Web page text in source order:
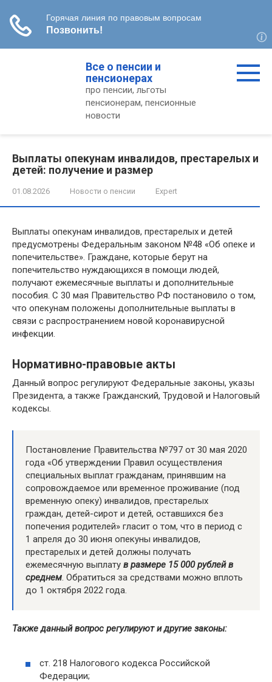
Все о пенсии и
пенсионерах
про пенсии, льготы
пенсионерам, пенсионные
новости
Выплаты опекунам инвалидов, престарелых и
детей: получение и размер
01.08.2026 Новости о пенсии Expert
Выплаты опекунам инвалидов, престарелых и детей
предусмотрены Федеральным законом №48 «Об опеке и
попечительстве». Граждане, которые берут на
попечительство нуждающихся в помощи людей,
получают ежемесячные выплаты и дополнительные
пособия. С 30 мая Правительство РФ постановило о том,
что опекунам положены дополнительные выплаты в
связи с распространением новой коронавирусной
инфекции.
Нормативно-правовые акты
Данный вопрос регулируют Федеральные законы, указы
Президента, а также Гражданский, Трудовой и Налоговый
кодексы.
Постановление Правительства №797 от 30 мая 2020
года «Об утверждении Правил осуществления
специальных выплат гражданам, принявшим на
сопровождаемое или временное проживание (под
временную опеку) инвалидов, престарелых
граждан, детей-сирот и детей, оставшихся без
попечения родителей» гласит о том, что в период с
1 апреля до 30 июня опекуны инвалидов,
престарелых и детей должны получать
ежемесячную выплату в размере 15 000 рублей в
среднем. Обратиться за средствами можно вплоть
до 1 октября 2022 года.
Также данный вопрос регулируют и другие законы:
ст. 218 Налогового кодекса Российской
Федерации;